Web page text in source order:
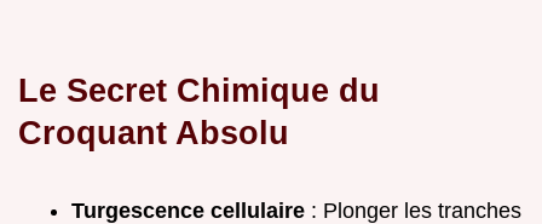
Le Secret Chimique du
Croquant Absolu
Turgescence cellulaire : Plonger les tranches